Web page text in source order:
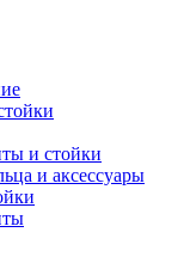
и стойки
и аксессуары